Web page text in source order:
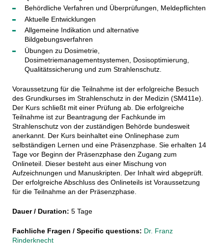
Behördliche Verfahren und Überprüfungen, Meldepflichten
Aktuelle Entwicklungen
Allgemeine Indikation und alternative
Bildgebungsverfahren
Übungen zu Dosimetrie,
Dosimetriemanagementsystemen, Dosisoptimierung,
Qualitätssicherung und zum Strahlenschutz.
Voraussetzung für die Teilnahme ist der erfolgreiche Besuch
des Grundkurses im Strahlenschutz in der Medizin (SM411e).
Der Kurs schließt mit einer Prüfung ab. Die erfolgreiche
Teilnahme ist zur Beantragung der Fachkunde im
Strahlenschutz von der zuständigen Behörde bundesweit
anerkannt. Der Kurs beinhaltet eine Onlinephase zum
selbständigen Lernen und eine Präsenzphase. Sie erhalten 14
Tage vor Beginn der Präsenzphase den Zugang zum
Onlineteil. Dieser besteht aus einer Mischung von
Aufzeichnungen und Manuskripten. Der Inhalt wird abgeprüft.
Der erfolgreiche Abschluss des Onlineteils ist Voraussetzung
für die Teilnahme an der Präsenzphase.
Dauer / Duration: 5 Tage
Fachliche Fragen / Specific questions: Dr. Franz
Rinderknecht